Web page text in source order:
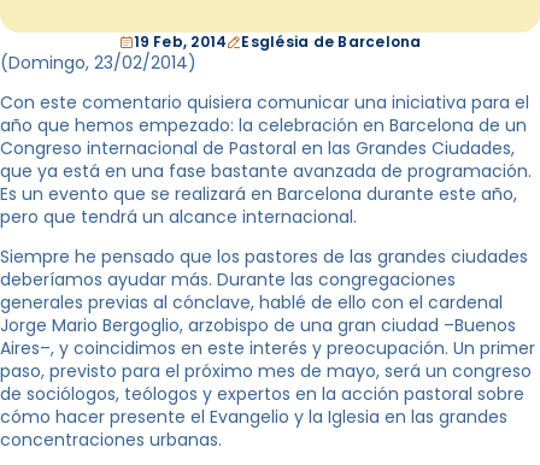
19 Feb, 2014 Església de Barcelona
(Domingo, 23/02/2014)
Con este comentario quisiera comunicar una iniciativa para el
año que hemos empezado: la celebración en Barcelona de un
Congreso internacional de Pastoral en las Grandes Ciudades,
que ya está en una fase bastante avanzada de programación.
Es un evento que se realizará en Barcelona durante este año,
pero que tendrá un alcance internacional.
Siempre he pensado que los pastores de las grandes ciudades
deberíamos ayudar más. Durante las congregaciones
generales previas al cónclave, hablé de ello con el cardenal
Jorge Mario Bergoglio, arzobispo de una gran ciudad –Buenos
Aires–, y coincidimos en este interés y preocupación. Un primer
paso, previsto para el próximo mes de mayo, será un congreso
de sociólogos, teólogos y expertos en la acción pastoral sobre
cómo hacer presente el Evangelio y la Iglesia en las grandes
concentraciones urbanas.